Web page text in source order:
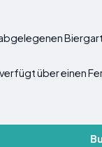
über einen